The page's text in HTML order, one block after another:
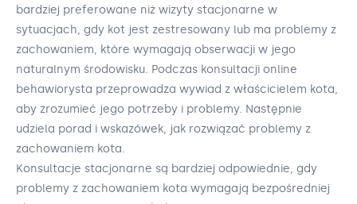
bardziej preferowane niż wizyty stacjonarne w
sytuacjach, gdy kot jest zestresowany lub ma problemy z
zachowaniem, które wymagają obserwacji w jego
naturalnym środowisku. Podczas konsultacji online
behawiorysta przeprowadza wywiad z właścicielem kota,
aby zrozumieć jego potrzeby i problemy. Następnie
udziela porad i wskazówek, jak rozwiązać problemy z
zachowaniem kota.
Konsultacje stacjonarne są bardziej odpowiednie, gdy
problemy z zachowaniem kota wymagają bezpośredniej